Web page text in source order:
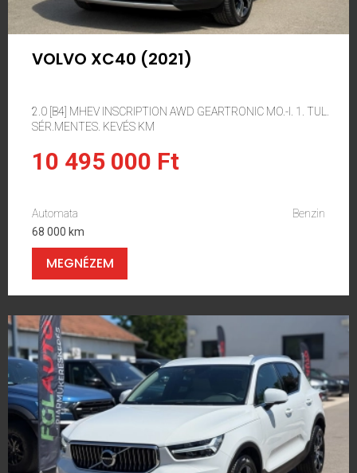
VOLVO XC40 (2021)
2.0 [B4] MHEV INSCRIPTION AWD GEARTRONIC MO.-I. 1. TUL.
SÉR.MENTES. KEVÉS KM
10 495 000 Ft
Automata
Benzin
68 000 km
MEGNÉZEM